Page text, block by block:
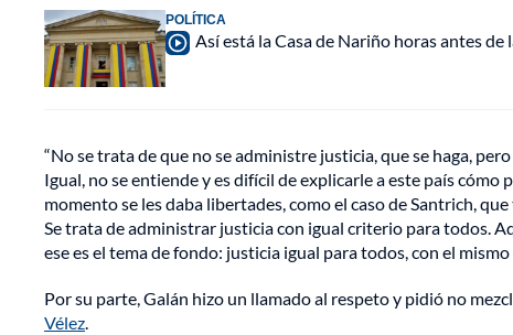
POLÍTICA
Así está la Casa de Nariño horas antes
“No se trata de que no se administre justicia, que se haga,
Igual, no se entiende y es difícil de explicarle a este país
momento se les daba libertades, como el caso de Santrich,
Se trata de administrar justicia con igual criterio para todos.
ese es el tema de fondo: justicia igual para todos, con el
Por su parte, Galán hizo un llamado al respeto y pidió no
Vélez.